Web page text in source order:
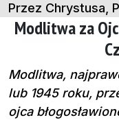
Przez Chrystusa,
Modlitwa za
Modlitwa,
lub 1945 roku,
ojca b